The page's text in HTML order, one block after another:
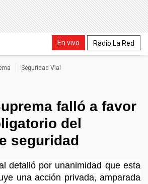
En vivo Radio La Red
Seguridad Vial
falló a favor
del
seguridad
detalló por unanimidad que esta
una acción privada, amparada